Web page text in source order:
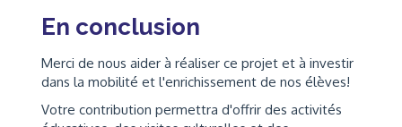
En conclusion
Merci de nous aider à réaliser ce projet et à investir
dans la mobilité et l'enrichissement de nos élèves!
Votre contribution permettra d'offrir des activités